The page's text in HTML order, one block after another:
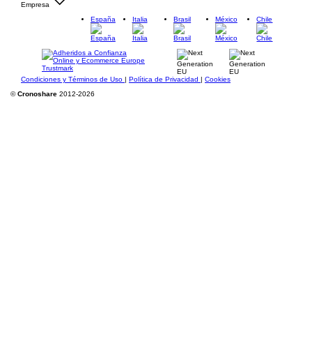
Empresa
España
Italia Brasil México Chile
Condiciones y Términos de Uso | Política de Privacidad | Cookies
©Cronoshare 2012-2026